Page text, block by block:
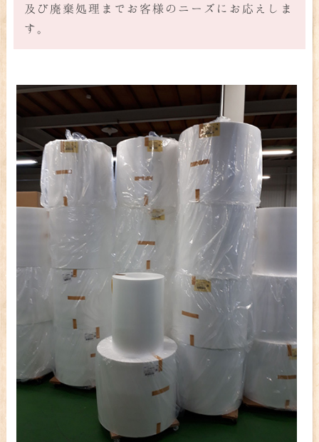
及び廃棄処理までお客様のニーズにお応えしま
す。